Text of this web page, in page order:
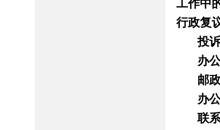
工作中
行政复
投
办
邮
办
联